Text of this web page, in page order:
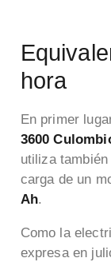
hora
En primer
3600
utiliza
carga de un
Ah.
Como la
expresa en